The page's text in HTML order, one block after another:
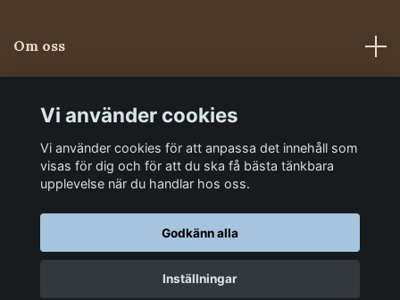
Om oss
Sociala medier
© 2026 Foderluckan
Vi använder cookies
Vi använder cookies för att anpassa det innehåll som
visas för dig och för att du ska få bästa tänkbara
upplevelse när du handlar hos oss.
Godkänn alla
Inställningar